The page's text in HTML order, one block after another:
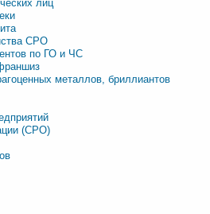
лиц
СРО
по ГО и ЧС
металлов, бриллиантов
(СРО)